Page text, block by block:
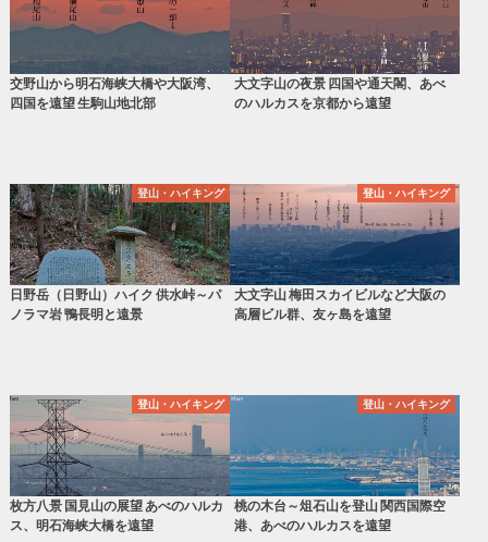
交野山から明石海峡大橋や大阪湾、
四国を遠望 生駒山地北部
大文字山の夜景 四国や通天閣、あべ
のハルカスを京都から遠望
登山・ハイキング
日野岳（日野山）ハイク 供水峠～パ
ノラマ岩 鴨長明と遠景
登山・ハイキング
大文字山 梅田スカイビルなど大阪の
高層ビル群、友ヶ島を遠望
登山・ハイキング
枚方八景 国見山の展望 あべのハルカ
ス、明石海峡大橋を遠望
登山・ハイキング
桃の木台～俎石山を登山 関西国際空
港、あべのハルカスを遠望